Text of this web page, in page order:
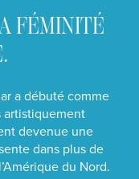
FÉMINITÉ
a débuté comme
devenue une
dans plus de
du Nord.